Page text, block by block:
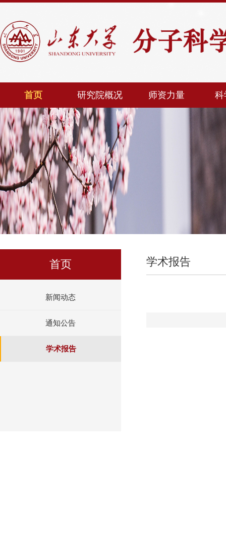
首页 研究院概况 师资力量 科
首页
新闻动态
通知公告
学术报告
学术报告